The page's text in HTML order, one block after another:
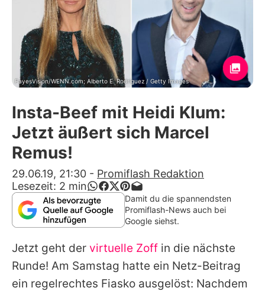
Filme & Serien
Lifestyle
Familie & Liebe
Promiflash Exklusiv
Alle Themen auf Promiflash
App runterladen
Team
Redaktionelle Richtlinien
Impressum
Datenschutzerklärung
FayesVision/WENN.com; Alberto E. Rodriguez / Getty Images
Insta-Beef mit Heidi Klum:
Jetzt äußert sich Marcel
Remus!
29.06.19, 21:30 - Promiflash Redaktion
Lesezeit: 2 min
Damit du die spannendsten
Promiflash-News auch bei
Google siehst.
Jetzt geht der virtuelle Zoff in die nächste
Runde! Am Samstag hatte ein Netz-Beitrag
ein regelrechtes Fiasko ausgelöst: Nachdem